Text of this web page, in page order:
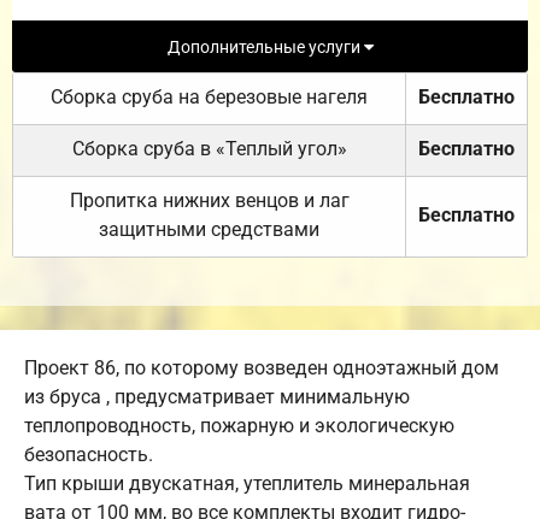
Дополнительные услуги
Сборка сруба на березовые нагеля Бесплатно
Сборка сруба в «Теплый угол» Бесплатно
Пропитка нижних венцов и лаг
защитными средствами
Бесплатно
Проект 86, по которому возведен одноэтажный дом
из бруса , предусматривает минимальную
теплопроводность, пожарную и экологическую
безопасность.
Тип крыши двускатная, утеплитель минеральная
вата от 100 мм, во все комплекты входит гидро-